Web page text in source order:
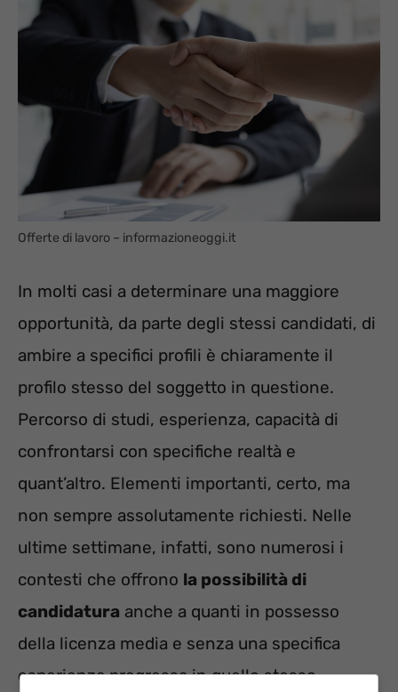
Offerte di lavoro – informazioneoggi.it
In molti casi a determinare una maggiore
opportunità, da parte degli stessi candidati, di
ambire a specifici profili è chiaramente il
profilo stesso del soggetto in questione.
Percorso di studi, esperienza, capacità di
confrontarsi con specifiche realtà e
quant’altro. Elementi importanti, certo, ma
non sempre assolutamente richiesti. Nelle
ultime settimane, infatti, sono numerosi i
contesti che offrono la possibilità di
candidatura anche a quanti in possesso
della licenza media e senza una specifica
esperienza pregressa in quello stesso